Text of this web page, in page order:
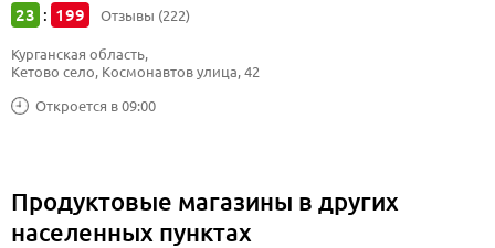
23 : 199 Отзывы (222)
Откроется в 09:00
Курганская область,
Кетово село, Космонавтов улица, 42
Продуктовые магазины в других
населенных пунктах